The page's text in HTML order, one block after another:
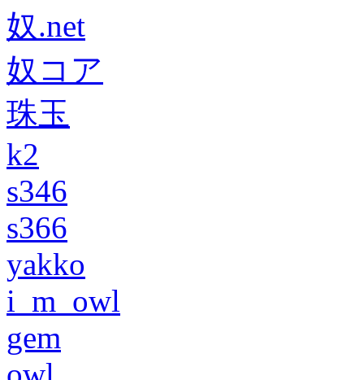
奴.net
奴コア
珠玉
k2
s346
s366
yakko
i_m_owl
gem